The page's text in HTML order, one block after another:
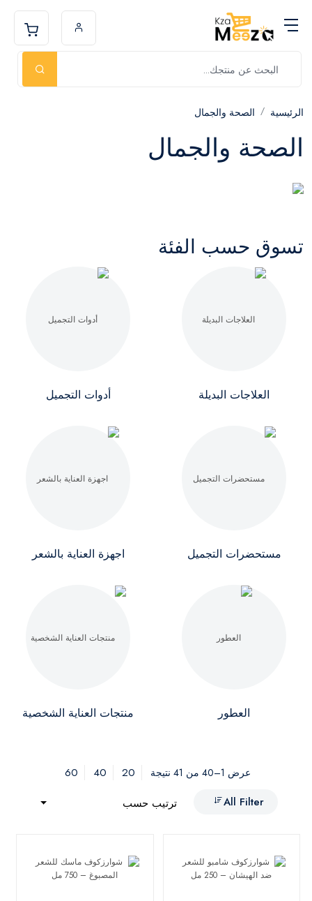
الرئيسية الصحة والجمال
الصحة والجمال
تسوق حسب الفئة
العلاجات البديلة أدوات التجميل
مستحضرات التجميل اجهزة العناية بالشعر
العطور منتجات العناية الشخصية
عرض 1–40 من 41 نتيجة 20
40
60
All Filter
ترتيب حسب